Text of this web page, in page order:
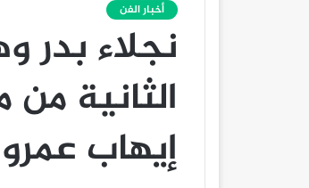
أخبار الفن
نجلاء بدر
الثانية
إيهاب عمرو